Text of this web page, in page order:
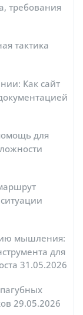
требования
тактика
Как сайт
для
мышления:
для
31.05.2026
29.05.2026